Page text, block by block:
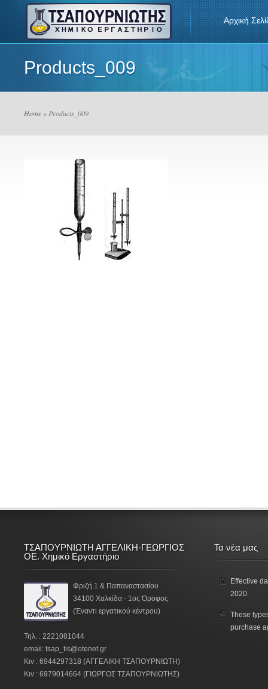
Αρχική
Products_009
Home » Products_009
ΤΣΑΠΟΥΡΝΙΩΤΗ ΑΓΓΕΛΙΚΗ-ΓΕΩΡΓΙΟΣ
ΟΕ. Χημικό Εργαστήριο
Φριζή 1 & Παπαναστασίου
34100 Χαλκίδα - 1ος Όροφος
(Έναντι εργατικού κέντρου)
Τηλ. : 2221081044
email: tsap_tis@otenet.gr
Κιν : 6944297318 (ΑΓΓΕΛΙΚΗ ΤΣΑΠΟΥΡΝΙΩΤΗ)
Κιν : 6979014664 (ΓΙΩΡΓΟΣ ΤΣΑΠΟΥΡΝΙΩΤΗΣ)
Τα νέα μας
Effective
2020.
These
purchase